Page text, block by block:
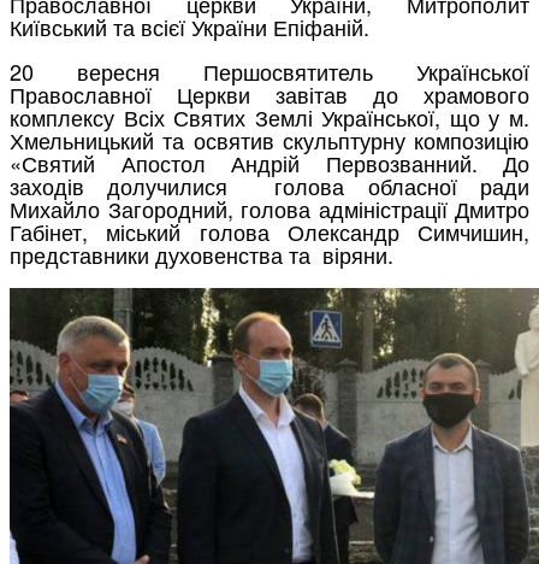
Київський та всієї України Епіфаній.
20 вересня Першосвятитель Української
Православної Церкви завітав до храмового
комплексу Всіх Святих Землі Української, що у м.
Хмельницький та освятив скульптурну композицію
«Святий Апостол Андрій Первозванний. До
заходів долучилися голова обласної ради
Михайло Загородний, голова адміністрації Дмитро
Габінет, міський голова Олександр Симчишин,
представники духовенства та віряни.